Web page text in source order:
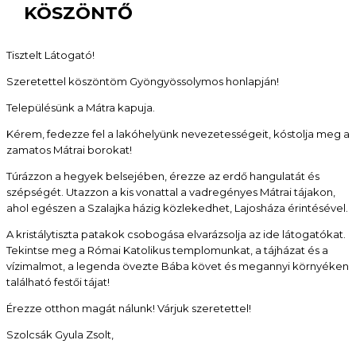
KÖSZÖNTŐ
Tisztelt Látogató!
Szeretettel köszöntöm Gyöngyössolymos honlapján!
Településünk a Mátra kapuja.
Kérem, fedezze fel a lakóhelyünk nevezetességeit, kóstolja meg a
zamatos Mátrai borokat!
Túrázzon a hegyek belsejében, érezze az erdő hangulatát és
szépségét. Utazzon a kis vonattal a vadregényes Mátrai tájakon,
ahol egészen a Szalajka házig közlekedhet, Lajosháza érintésével.
A kristálytiszta patakok csobogása elvarázsolja az ide látogatókat.
Tekintse meg a Római Katolikus templomunkat, a tájházat és a
vízimalmot, a legenda övezte Bába követ és megannyi környéken
található festői tájat!
Érezze otthon magát nálunk! Várjuk szeretettel!
Szolcsák Gyula Zsolt,